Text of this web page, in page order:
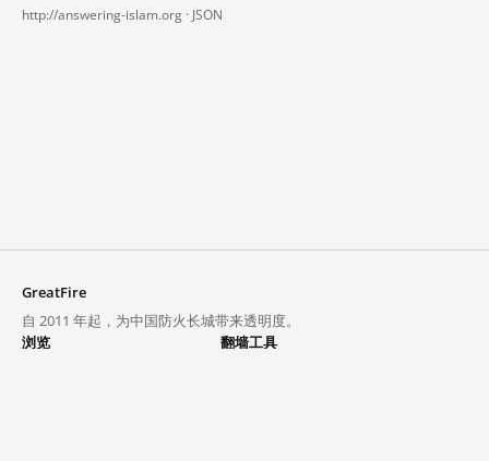
http://answering-islam.org · JSON
GreatFire
自 2011 年起，为中国防火长城带来透明度。
浏览
翻墙工具